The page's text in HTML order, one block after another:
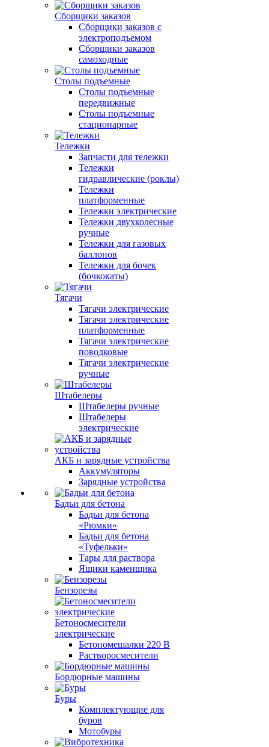
Сборщики заказов
Сборщики заказов с
электроподъемом
Сборщики заказов
самоходные
Столы подъемные
Столы подъемные
передвижные
Столы подъемные
стационарные
Тележки
Запчасти для тележки
Тележки
гидравлические (роклы)
Тележки
платформенные
Тележки электрические
Тележки двухколесные
ручные
Тележки для газовых
баллонов
Тележки для бочек
(бочкокаты)
Тягачи
Тягачи электрические
Тягачи электрические
платформенные
Тягачи электрические
поводковые
Тягачи электрические
ручные
Штабелеры
Штабелеры ручные
Штабелеры
электрические
АКБ и зарядные устройства
Аккумуляторы
Зарядные устройства
Бадьи для бетона
Бадьи для бетона
«Рюмки»
Бадьи для бетона
«Туфельки»
Тары для раствора
Ящики каменщика
Бензорезы
Бетоносмесители
электрические
Бетономешалки 220 В
Растворосмесители
Бордюрные машины
Буры
Комплектующие для
буров
Мотобуры